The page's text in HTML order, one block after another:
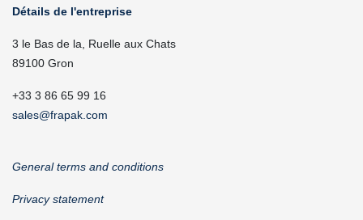
Détails de l'entreprise
3 le Bas de la, Ruelle aux Chats
89100 Gron
+33 3 86 65 99 16
sales@frapak.com
General terms and conditions
Privacy statement